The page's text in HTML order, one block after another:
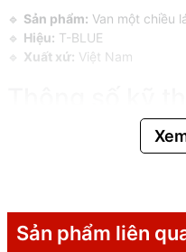
🔹 Sản phẩm: Van một chiều
🔹 Hiệu: T-BLUE
🔹 Xuất xứ: Việt Nam
📌 Tiêu chuẩn thiết kế:
📌 Tiêu chuẩn mặt bích:
📌 Vật liệu thân van: Gang
📌 Nhiệt độ làm việc: ~70°C
Sản phẩm liên